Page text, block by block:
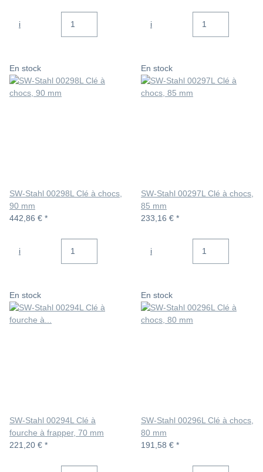
i i
En stock
SW-Stahl 00298L Clé à chocs,
90 mm
442,86 € *
i
En stock
SW-Stahl 00297L Clé à chocs,
85 mm
233,16 € *
i
En stock
SW-Stahl 00294L Clé à
fourche à frapper, 70 mm
221,20 € *
En stock
SW-Stahl 00296L Clé à chocs,
80 mm
191,58 € *